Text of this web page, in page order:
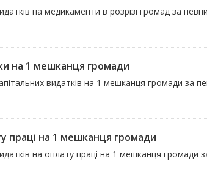
на медикаменти в розрізі громад за
на 1 мешканця громади
видатків на 1 мешканця громади за
праці на 1 мешканця громади
на оплату праці на 1 мешканця громади